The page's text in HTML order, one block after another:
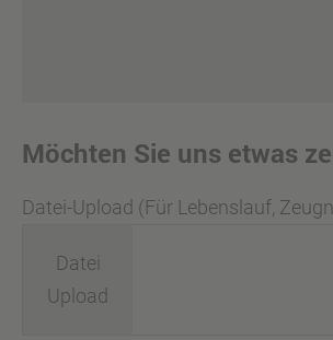
Möchten Sie uns etwas
Datei-Upload (Für Lebenslauf,
Datei
Upload